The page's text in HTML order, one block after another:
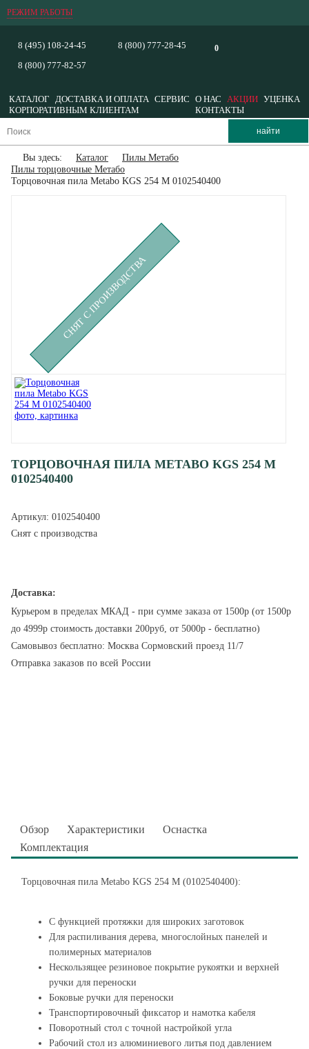
РЕЖИМ РАБОТЫ
0
8 (495) 108-24-45
8 (800) 777-82-57
8 (800) 777-28-45
КАТАЛОГ ДОСТАВКА И ОПЛАТА СЕРВИС О НАС АКЦИИ УЦЕНКА
КОРПОРАТИВНЫМ КЛИЕНТАМ
КОНТАКТЫ
Вы здесь: Каталог
Пилы Метабо
Пилы торцовочные Метабо
Торцовочная пила Metabo KGS 254 M 0102540400
СНЯТ С ПРОИЗВОДСТВА
ТОРЦОВОЧНАЯ ПИЛА METABO KGS 254 M
0102540400
Артикул: 0102540400
Снят с производства
Доставка:
Курьером в пределах МКАД - при сумме заказа от 1500р (от 1500р
до 4999р стоимость доставки 200руб, от 5000р - бесплатно)
Самовывоз бесплатно: Москва Сормовский проезд 11/7
Отправка заказов по всей России
Обзор Характеристики
Оснастка
Комплектация
Торцовочная пила Metabo KGS 254 M (0102540400):
С функцией протяжки для широких заготовок
Для распиливания дерева, многослойных панелей и
полимерных материалов
Нескользящее резиновое покрытие рукоятки и верхней
ручки для переноски
Боковые ручки для переноски
Транспортировочный фиксатор и намотка кабеля
Поворотный стол с точной настройкой угла
Рабочий стол из алюминиевого литья под давлением